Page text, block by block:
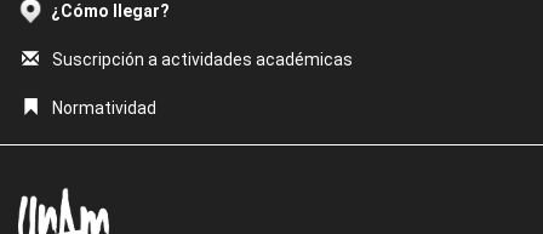
¿Cómo llegar?
Suscripción a actividades académicas
Normatividad